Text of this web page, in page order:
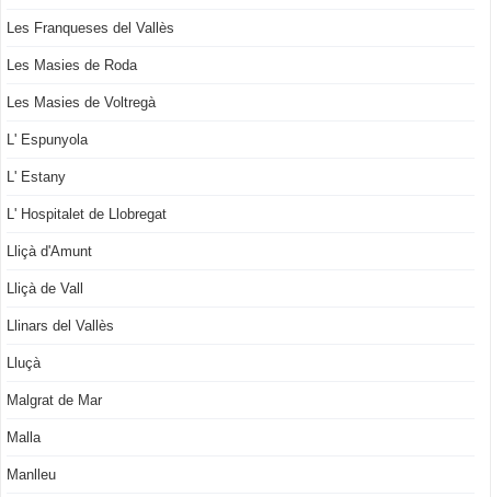
Les Franqueses del Vallès
Les Masies de Roda
Les Masies de Voltregà
L' Espunyola
L' Estany
L' Hospitalet de Llobregat
Lliçà d'Amunt
Lliçà de Vall
Llinars del Vallès
Lluçà
Malgrat de Mar
Malla
Manlleu